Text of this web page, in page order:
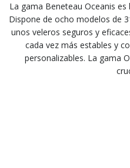
La gama Beneteau Oceanis
Dispone de ocho modelos de
unos veleros seguros y
cada vez más estables y
personalizables. La gama